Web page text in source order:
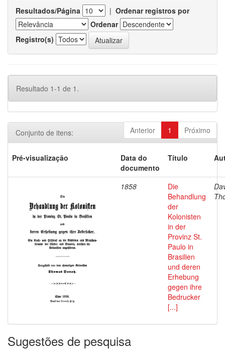
Resultados/Página | Ordenar registros por
Ordenar
Registro(s)
Resultado 1-1 de 1.
Anterior 1 Próximo
Conjunto de itens:
Pré-visualização
Data do
documento
Título
1858
Die
Behandlung
der
Kolonisten
in der
Provinz St.
Paulo in
Brasilien
und deren
Erhebung
gegen ihre
Bedrucker
[...]
Sugestões de pesquisa